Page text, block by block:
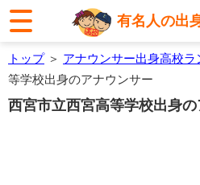
有名人の出
トップ＞ アナウンサー出身高校ラ
等学校出身のアナウンサー
西宮市立西宮高等学校出身